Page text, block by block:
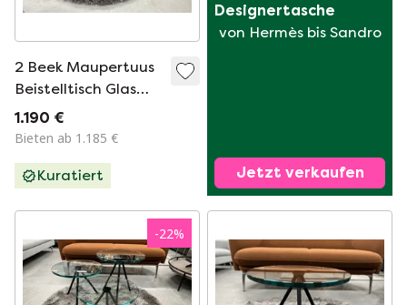
2 Beek Maupertuus
Beistelltisch Glas
schwarz D50
1.190 €
Bieten ab 1.185 €
Kuratiert
Designertasche
von Hermès bis Sandro
Jetzt verkaufen
-22%